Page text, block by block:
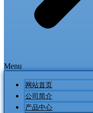
Menu
网站首页
公司简介
产品中心